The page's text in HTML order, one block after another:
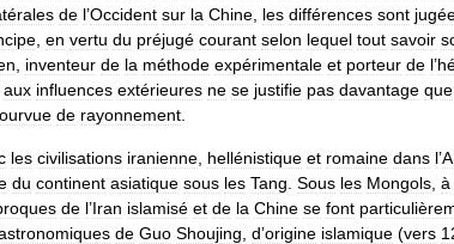
de l’Occident sur la Chine les différences sont
en vertu du préjugé courant selon lequel tout savoir
inventeur de la méthode expérimentale et porteur de l’
aux influences extérieures ne se justifie pas davantage que
de rayonnement
les civilisations iranienne hellénistique et romaine dans l’
du continent asiatique sous les Tang Sous les Mongols à
de l’Iran islamisé et de la Chine se font
de Guo Shoujing d’origine islamique (vers